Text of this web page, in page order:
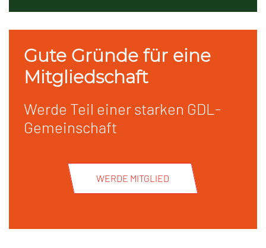
Gute Gründe für eine
Mitgliedschaft
Werde Teil einer starken GDL-
Gemeinschaft
WERDE MITGLIED